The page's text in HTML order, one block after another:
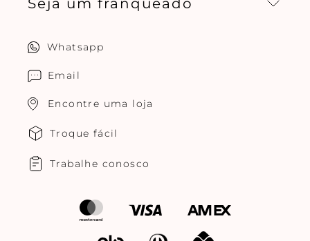
Seja um franqueado
Whatsapp
Email
Encontre uma loja
Troque fácil
Trabalhe conosco